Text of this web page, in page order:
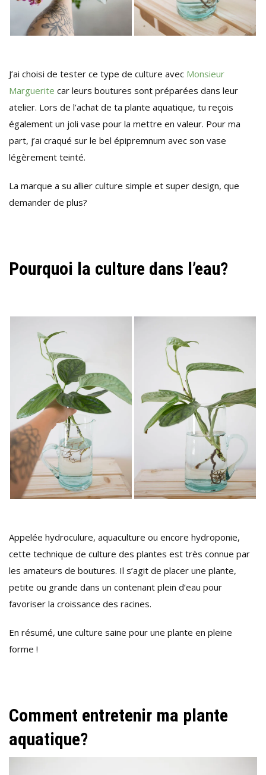
J’ai choisi de tester ce type de culture avec Monsieur
Marguerite car leurs boutures sont préparées dans leur
atelier. Lors de l’achat de ta plante aquatique, tu reçois
également un joli vase pour la mettre en valeur. Pour ma
part, j’ai craqué sur le bel épipremnum avec son vase
légèrement teinté.
La marque a su allier culture simple et super design, que
demander de plus?
Pourquoi la culture dans l’eau?
Appelée hydroculure, aquaculture ou encore hydroponie,
cette technique de culture des plantes est très connue par
les amateurs de boutures. Il s’agit de placer une plante,
petite ou grande dans un contenant plein d’eau pour
favoriser la croissance des racines.
En résumé, une culture saine pour une plante en pleine
forme !
Comment entretenir ma plante
aquatique?